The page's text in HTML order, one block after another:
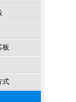
板
式